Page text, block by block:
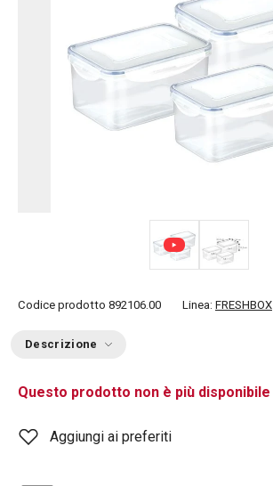
Codice prodotto 892106.00 Linea: FRESHBOX
Descrizione
Questo prodotto non è più disponibile
Aggiungi ai preferiti